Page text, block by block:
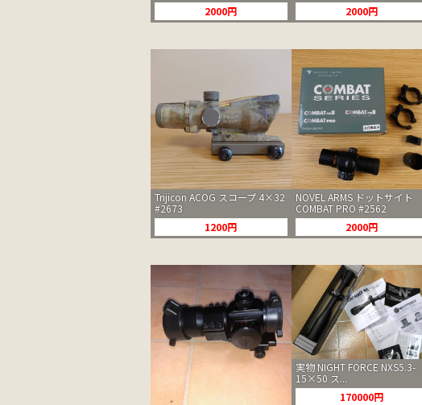
2000円
2000円
Trijicon ACOG スコープ 4×32
#2673
1200円
NOVEL ARMS ドットサイト
COMBAT PRO #2562
2000円
実物 NIGHT FORCE NXS5.3-
15×50 ス...
170000円